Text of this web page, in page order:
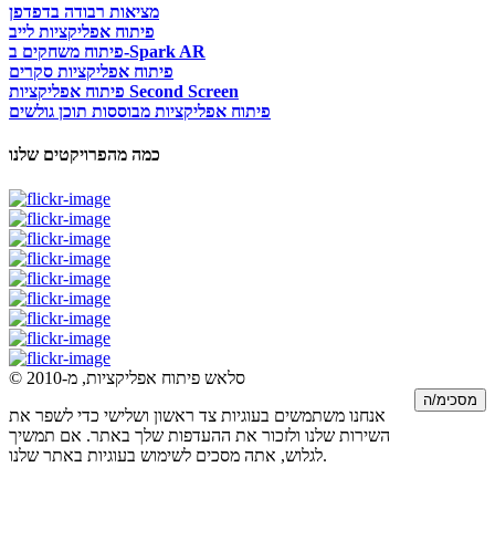
מציאות רבודה בדפדפן
פיתוח אפליקציות לייב
פיתוח משחקים ב-Spark AR
פיתוח אפליקציות סקרים
פיתוח אפליקציות Second Screen
פיתוח אפליקציות מבוססות תוכן גולשים
כמה מהפרויקטים שלנו
© סלאש פיתוח אפליקציות, מ-2010
אנחנו משתמשים בעוגיות צד ראשון ושלישי כדי לשפר את
השירות שלנו ולזכור את ההעדפות שלך באתר. אם תמשיך
לגלוש, אתה מסכים לשימוש בעוגיות באתר שלנו.
מסכימ/ה